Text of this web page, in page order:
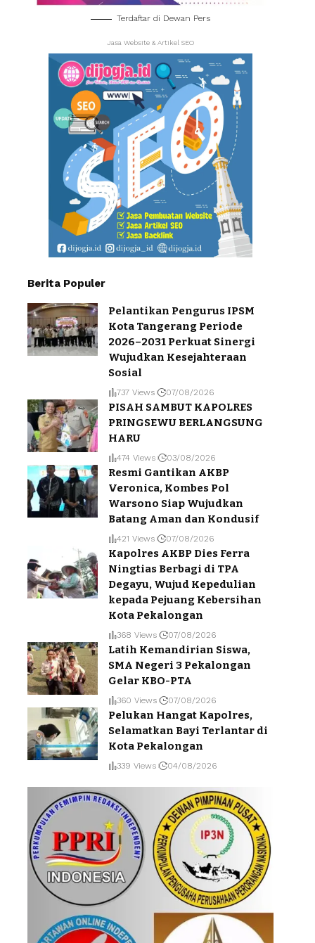
Terdaftar di Dewan Pers
Jasa Website & Artikel SEO
Berita Populer
Pelantikan Pengurus IPSM
Kota Tangerang Periode
2026–2031 Perkuat Sinergi
Wujudkan Kesejahteraan
Sosial
737 Views 07/08/2026
PISAH SAMBUT KAPOLRES
PRINGSEWU BERLANGSUNG
HARU
474 Views 03/08/2026
Resmi Gantikan AKBP
Veronica, Kombes Pol
Warsono Siap Wujudkan
Batang Aman dan Kondusif
421 Views 07/08/2026
Kapolres AKBP Dies Ferra
Ningtias Berbagi di TPA
Degayu, Wujud Kepedulian
kepada Pejuang Kebersihan
Kota Pekalongan
368 Views 07/08/2026
Latih Kemandirian Siswa,
SMA Negeri 3 Pekalongan
Gelar KBO-PTA
360 Views 07/08/2026
Pelukan Hangat Kapolres,
Selamatkan Bayi Terlantar di
Kota Pekalongan
339 Views 04/08/2026